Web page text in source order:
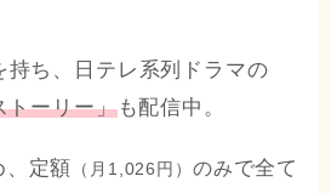
持ち、日テレ系列ドラマの
トーリー」も配信中。
、定額 （月1,026円） のみで全て